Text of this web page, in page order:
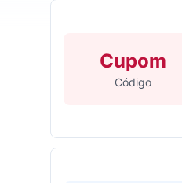
Cupom
Código